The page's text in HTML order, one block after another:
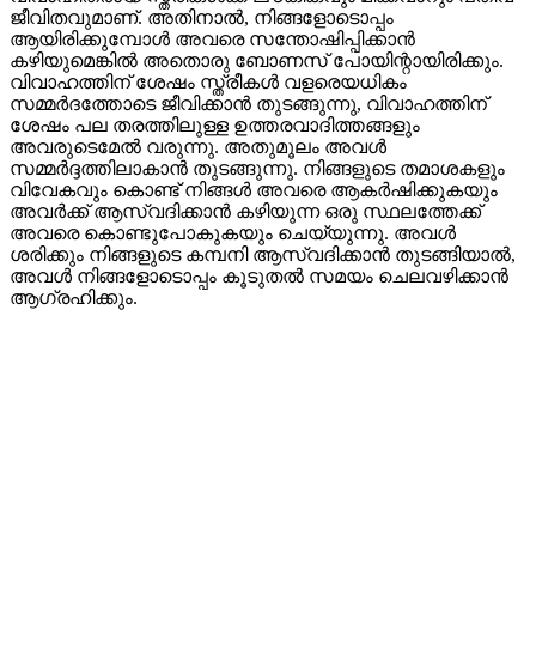
ജീവിതവുമാണ്. അതിനാൽ, നിങ്ങളോടൊപ്പം
ആയിരിക്കുമ്പോൾ അവരെ സന്തോഷിപ്പിക്കാൻ
കഴിയുമെങ്കിൽ അതൊരു ബോണസ് പോയിന്റായിരിക്കും.
വിവാഹത്തിന് ശേഷം സ്ത്രീകൾ വളരെയധികം
സമ്മർദത്തോടെ ജീവിക്കാൻ തുടങ്ങുന്നു, വിവാഹത്തിന്
ശേഷം പല തരത്തിലുള്ള ഉത്തരവാദിത്തങ്ങളും
അവരുടെമേൽ വരുന്നു. അതുമൂലം അവൾ
സമ്മർദ്ദത്തിലാകാൻ തുടങ്ങുന്നു. നിങ്ങളുടെ തമാശകളും
വിവേകവും കൊണ്ട് നിങ്ങൾ അവരെ ആകർഷിക്കുകയും
അവർക്ക് ആസ്വദിക്കാൻ കഴിയുന്ന ഒരു സ്ഥലത്തേക്ക്
അവരെ കൊണ്ടുപോകുകയും ചെയ്യുന്നു. അവൾ
ശരിക്കും നിങ്ങളുടെ കമ്പനി ആസ്വദിക്കാൻ തുടങ്ങിയാൽ,
അവൾ നിങ്ങളോടൊപ്പം കൂടുതൽ സമയം ചെലവഴിക്കാൻ
ആഗ്രഹിക്കും.